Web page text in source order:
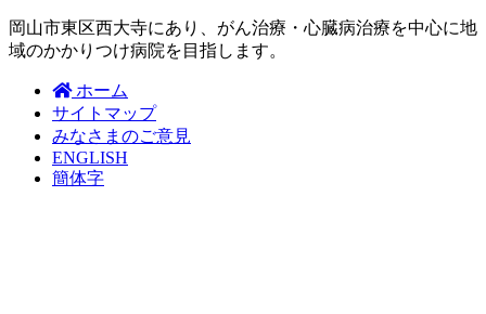
岡山市東区西大寺にあり、がん治療・心臓病治療を中心に地
域のかかりつけ病院を目指します。
ホーム
サイトマップ
みなさまのご意見
ENGLISH
簡体字